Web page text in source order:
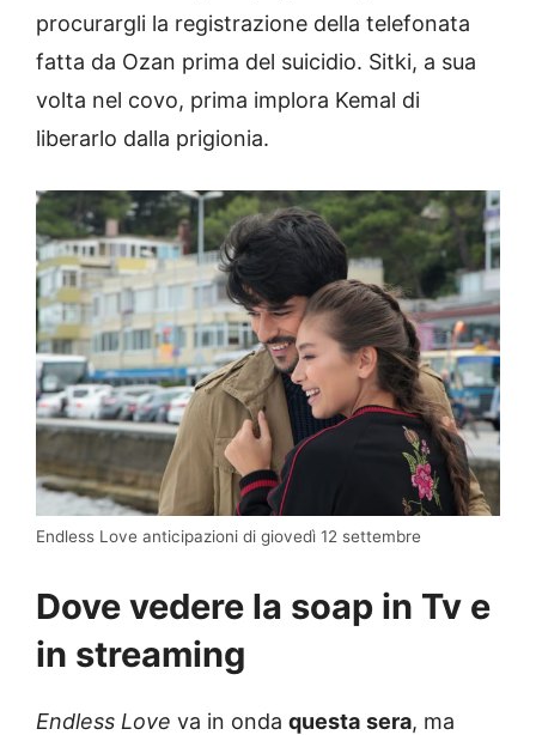
procurargli la registrazione della telefonata
fatta da Ozan prima del suicidio. Sitki, a sua
volta nel covo, prima implora Kemal di
liberarlo dalla prigionia.
Endless Love anticipazioni di giovedì 12 settembre
Dove vedere la soap in Tv e
in streaming
Endless Love va in onda questa sera, ma